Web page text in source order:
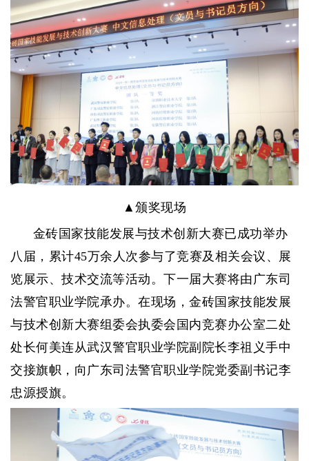
▲颁奖现场
金砖国家技能发展与技术创新大赛已成功举办
八届，累计45万余人次参与了竞赛及相关会议、展
览展示、技术交流等活动。下一届大赛将由广东司
法警官职业学院承办。在现场，金砖国家技能发展
与技术创新大赛组委会执委会国内竞赛办公室二处
处长何美连从武汉警官职业学院副院长李祖义手中
交接旗帜，向广东司法警官职业学院党委副书记李
忠源授旗。